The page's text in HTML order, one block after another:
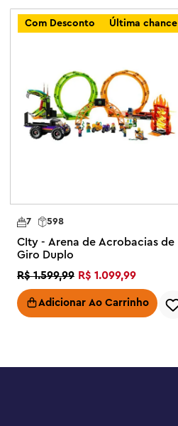
Com Desconto Última chance
598
7
CIty - Arena de Acrobacias de
Giro Duplo
R$ 1.599,99 R$ 1.099,99
Adicionar Ao Carrinho